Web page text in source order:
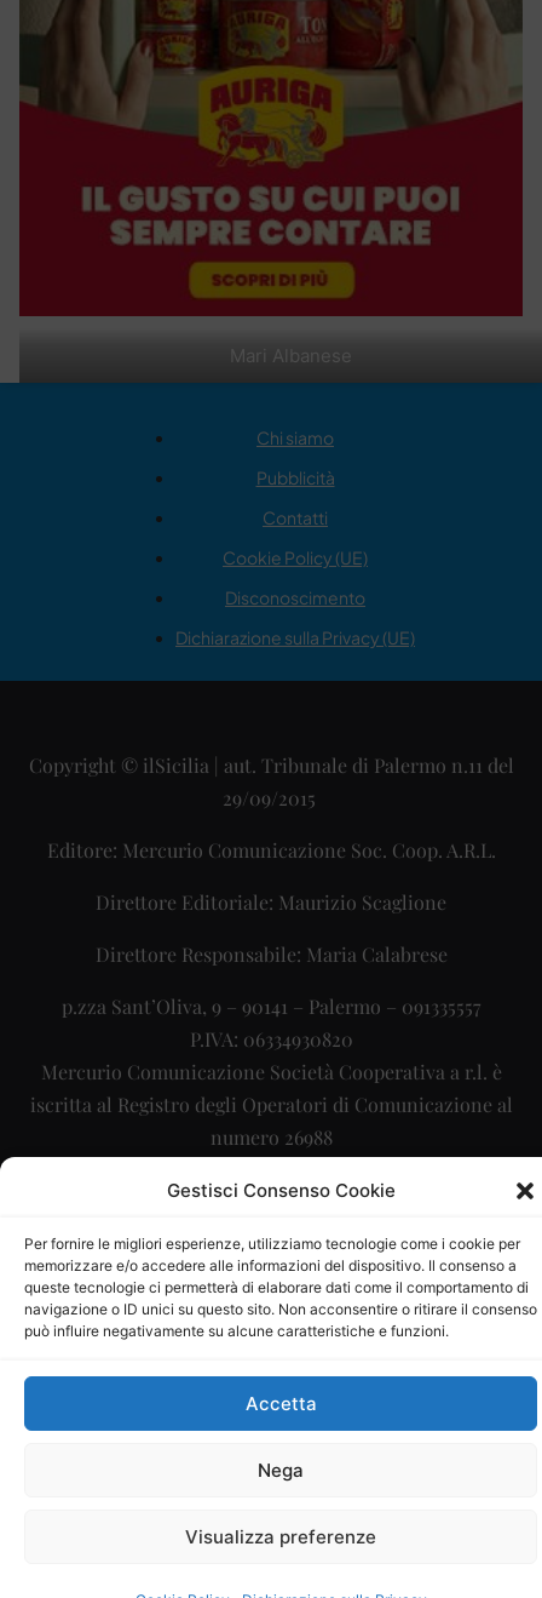
Gestisci Consenso Cookie
Per fornire le migliori esperienze, utilizziamo tecnologie come i cookie per
memorizzare e/o accedere alle informazioni del dispositivo. Il consenso a
queste tecnologie ci permetterà di elaborare dati come il comportamento di
navigazione o ID unici su questo sito. Non acconsentire o ritirare il consenso
può influire negativamente su alcune caratteristiche e funzioni.
Accetta
Nega
Visualizza preferenze
Mari Albanese
Chi siamo
Pubblicità
Contatti
Cookie Policy (UE)
Disconoscimento
Dichiarazione sulla Privacy (UE)
Copyright © ilSicilia | aut. Tribunale di Palermo n.11 del
29/09/2015
Editore: Mercurio Comunicazione Soc. Coop. A.R.L.
Direttore Editoriale: Maurizio Scaglione
Direttore Responsabile: Maria Calabrese
p.zza Sant’Oliva, 9 – 90141 – Palermo – 091335557
P.IVA: 06334930820
Mercurio Comunicazione Società Cooperativa a r.l. è
iscritta al Registro degli Operatori di Comunicazione al
numero 26988
Sito gestito daLa Digitale srl–info@ladigitale.it